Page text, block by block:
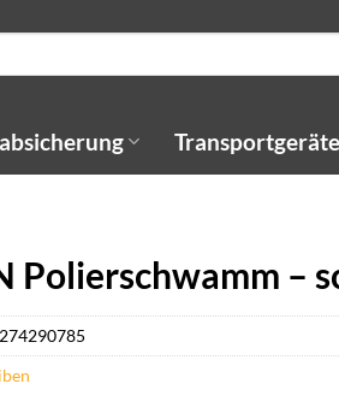
Transportgeräte
Polierschwamm –